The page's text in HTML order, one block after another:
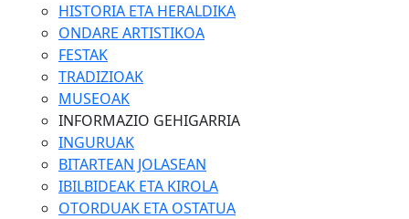
HISTORIA ETA HERALDIKA
ONDARE ARTISTIKOA
FESTAK
TRADIZIOAK
MUSEOAK
INFORMAZIO GEHIGARRIA
INGURUAK
BITARTEAN JOLASEAN
IBILBIDEAK ETA KIROLA
OTORDUAK ETA OSTATUA